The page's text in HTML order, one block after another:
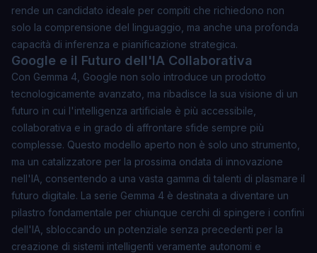
rende un candidato ideale per compiti che richiedono non
solo la comprensione del linguaggio, ma anche una profonda
capacità di inferenza e pianificazione strategica.
Google e il Futuro dell'IA Collaborativa
Con Gemma 4, Google non solo introduce un prodotto
tecnologicamente avanzato, ma ribadisce la sua visione di un
futuro in cui l'intelligenza artificiale è più accessibile,
collaborativa e in grado di affrontare sfide sempre più
complesse. Questo modello aperto non è solo uno strumento,
ma un catalizzatore per la prossima ondata di innovazione
nell'IA, consentendo a una vasta gamma di talenti di plasmare il
futuro digitale. La serie Gemma 4 è destinata a diventare un
pilastro fondamentale per chiunque cerchi di spingere i confini
dell'IA, sbloccando un potenziale senza precedenti per la
creazione di sistemi intelligenti veramente autonomi e